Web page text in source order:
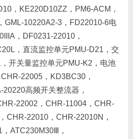
，KE220D10ZZ，PM6-ACM，
GML-10220A2-3，FD22010-6电
，DF0231-22010，
，直流监控单元PMU-D21，交
开关量监控单元PMU-K2，电池
22005，KD3BC30，
高频开关整流器，
22002，CHR-11004，CHR-
CHR-22010，CHR-22010N，
ATC230M30Ⅲ，